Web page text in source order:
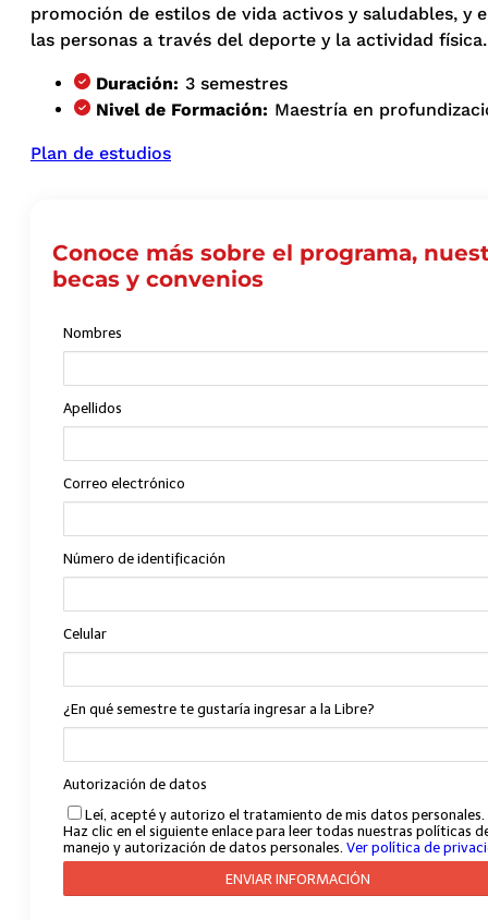
promoción de estilos de vida activos y saludables, y
las personas a través del deporte y la actividad física.
Duración: 3 semestres
Nivel de Formación: Maestría en
Plan de estudios
Conoce más sobre el programa,
becas y convenios